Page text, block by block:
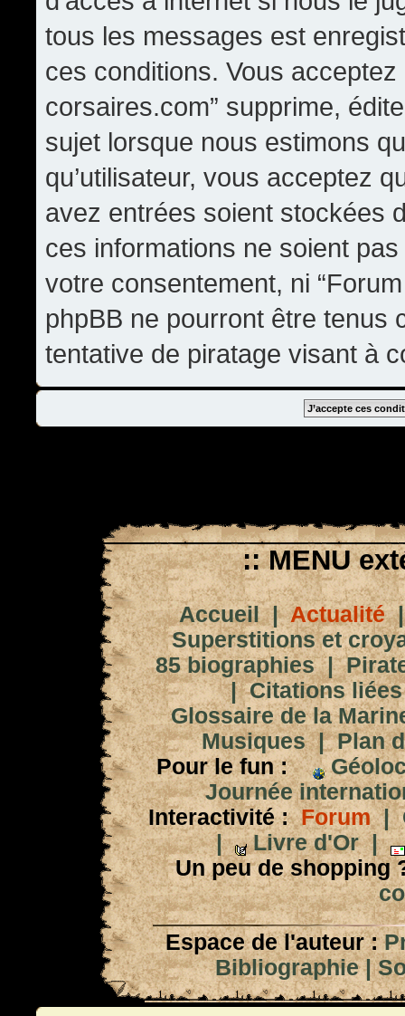
tous les messages est
ces conditions. Vous
corsaires.com” supprime,
sujet lorsque nous estimons
qu’utilisateur, vous acceptez
avez entrées soient stockées
ces informations ne soient
votre consentement, ni
phpBB ne pourront être tenus
tentative de piratage visant à
:: MENU
Accueil|Actualité
Superstitions et
85 biographies|
|Citations
Glossaire de la
Musiques|Plan
Pour le fun :
Journée
Interactivité : Forum|
|
Livre d'Or|
Un peu de shopping
Espace de l'auteur :
Bibliographie|